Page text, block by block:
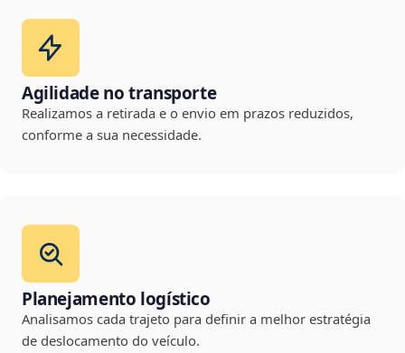
Agilidade no transporte
Realizamos a retirada e o envio em prazos reduzidos,
conforme a sua necessidade.
Planejamento logístico
Analisamos cada trajeto para definir a melhor estratégia
de deslocamento do veículo.